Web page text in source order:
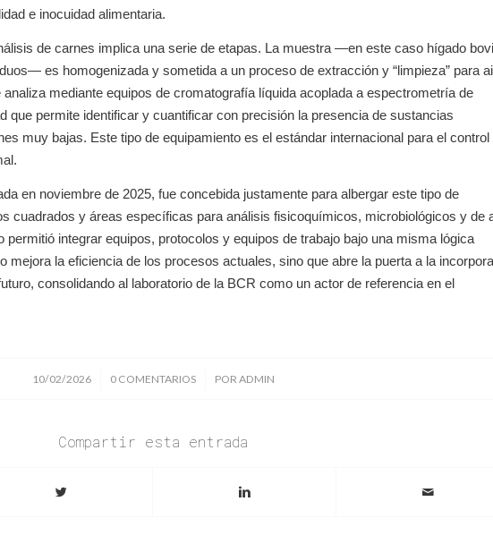
e inocuidad alimentaria.
de carnes implica una serie de etapas. La muestra —en este caso hígado
es homogenizada y sometida a un proceso de extracción y “limpieza” para
mediante equipos de cromatografía líquida acoplada a espectrometría de
que permite identificar y cuantificar con precisión la presencia de sustancias
muy bajas. Este tipo de equipamiento es el estándar internacional para el control
en noviembre de 2025, fue concebida justamente para albergar este tipo de
cuadrados y áreas específicas para análisis fisicoquímicos, microbiológicos y de
permitió integrar equipos, protocolos y equipos de trabajo bajo una misma lógica
mejora la eficiencia de los procesos actuales, sino que abre la puerta a la
consolidando al laboratorio de la BCR como un actor de referencia en el
10/02/2026
/ 0 COMENTARIOS
/ POR ADMIN
Compartir esta entrada